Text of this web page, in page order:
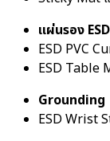
แผ่นรอง ESD
ESD PVC
ESD Table
Grounding
ESD Wrist